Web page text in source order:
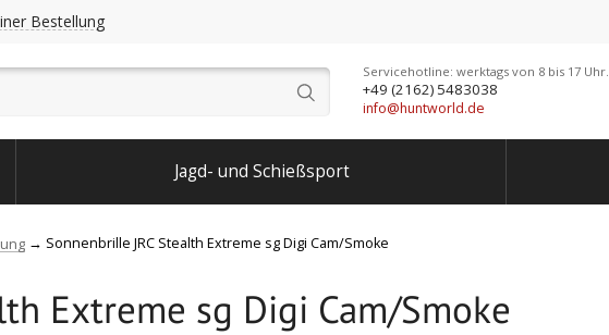
Bestellung
Servicehotline: werktags von 8 bis 17 Uhr.
+49 (2162) 5483038
info@huntworld.de
Jagd- und Schießsport
Sonnenbrille JRC Stealth Extreme sg Digi Cam/Smoke
Extreme sg Digi Cam/Smoke